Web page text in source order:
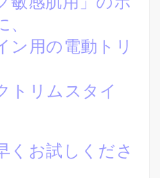
ン用の電動トリ
トリムスタイ
くお試しくださ